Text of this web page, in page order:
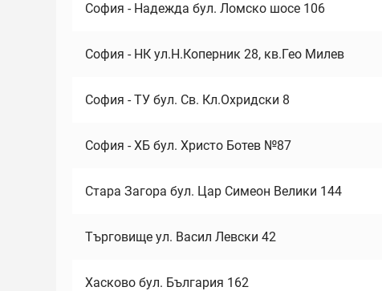
София - Надежда бул. Ломско шосе 106
София - НК ул.Н.Коперник 28, кв.Гео Милев
София - ТУ бул. Св. Кл.Охридски 8
София - ХБ бул. Христо Ботев №87
Стара Загора бул. Цар Симеон Велики 144
Търговище ул. Васил Левски 42
Хасково бул. България 162